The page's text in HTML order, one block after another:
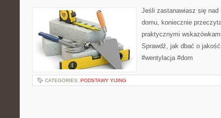
Jeśli zastanawiasz się
domu, koniecznie
praktycznymi
Sprawdź, jak dbać o
#wentylacja #dom
CATEGORIES: PODSTAWY YIJING